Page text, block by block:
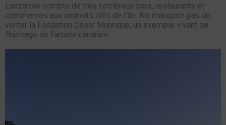
Lanzarote compte de très nombreux bars, restaurants et
commerces aux endroits clés de l’île. Ne manquez pas de
visiter la Fondation César Manrique, un exemple vivant de
l’héritage de l’artiste canarien.